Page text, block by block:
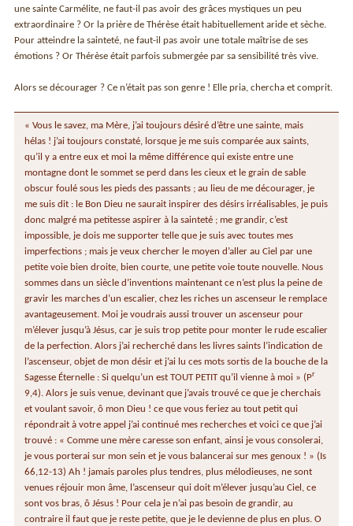
une sainte Carmélite, ne faut-il pas avoir des grâces mystiques un peu
extraordinaire ? Or la prière de Thérèse était habituellement aride et sèche.
Pour atteindre la sainteté, ne faut-il pas avoir une totale maîtrise de ses
émotions ? Or Thérèse était parfois submergée par sa sensibilité très vive.
Alors se décourager ? Ce n’était pas son genre ! Elle pria, chercha et comprit.
« Vous le savez, ma Mère, j’ai toujours désiré d’être une sainte, mais
hélas ! j’ai toujours constaté, lorsque je me suis comparée aux saints,
qu’il y a entre eux et moi la même différence qui existe entre une
montagne dont le sommet se perd dans les cieux et le grain de sable
obscur foulé sous les pieds des passants ; au lieu de me décourager, je
me suis dit : le Bon Dieu ne saurait inspirer des désirs irréalisables, je puis
donc malgré ma petitesse aspirer à la sainteté ; me grandir, c’est
impossible, je dois me supporter telle que je suis avec toutes mes
imperfections ; mais je veux chercher le moyen d’aller au Ciel par une
petite voie bien droite, bien courte, une petite voie toute nouvelle. Nous
sommes dans un siècle d’inventions maintenant ce n’est plus la peine de
gravir les marches d’un escalier, chez les riches un ascenseur le remplace
avantageusement. Moi je voudrais aussi trouver un ascenseur pour
m’élever jusqu’à Jésus, car je suis trop petite pour monter le rude escalier
de la perfection. Alors j’ai recherché dans les livres saints l’indication de
l’ascenseur, objet de mon désir et j’ai lu ces mots sortis de la bouche de la
Sagesse Éternelle : Si quelqu’un est TOUT PETIT qu’il vienne à moi » (Pr
9,4). Alors je suis venue, devinant que j’avais trouvé ce que je cherchais
et voulant savoir, ô mon Dieu ! ce que vous feriez au tout petit qui
répondrait à votre appel j’ai continué mes recherches et voici ce que j’ai
trouvé : « Comme une mère caresse son enfant, ainsi je vous consolerai,
je vous porterai sur mon sein et je vous balancerai sur mes genoux ! » (Is
66,12-13) Ah ! jamais paroles plus tendres, plus mélodieuses, ne sont
venues réjouir mon âme, l’ascenseur qui doit m’élever jusqu’au Ciel, ce
sont vos bras, ô Jésus ! Pour cela je n’ai pas besoin de grandir, au
contraire il faut que je reste petite, que je le devienne de plus en plus. O